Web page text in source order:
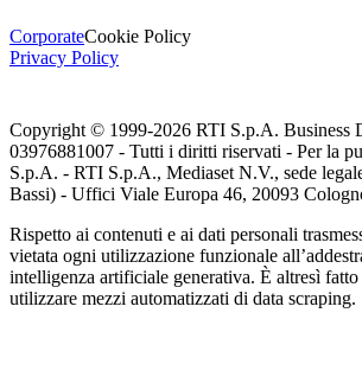
CorporateCookie Policy
Privacy Policy
Copyright © 1999-2026 RTI S.p.A. Business
03976881007 - Tutti i diritti riservati - Per la
S.p.A. - RTI S.p.A., Mediaset N.V., sede
Bassi) - Uffici Viale Europa 46, 20093
Rispetto ai contenuti e ai dati personali
vietata ogni utilizzazione funzionale
intelligenza artificiale generativa. È altresì
utilizzare mezzi automatizzati di data scraping.